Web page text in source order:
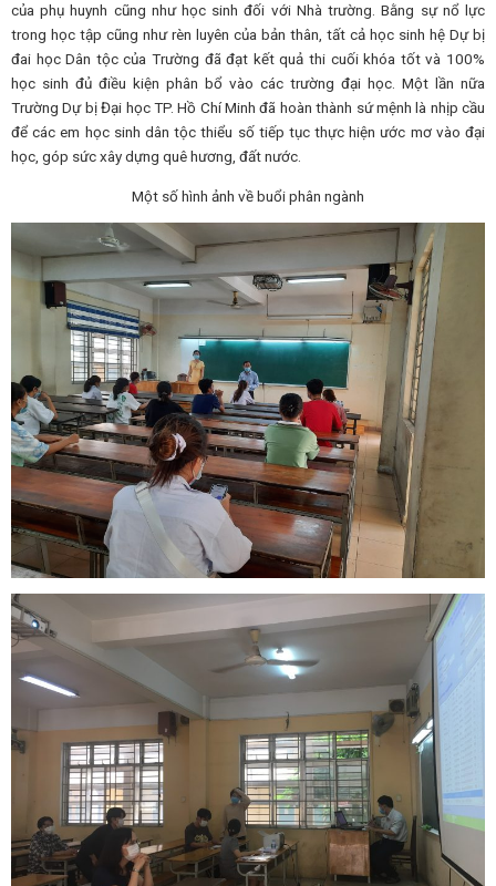
của phụ huynh cũng như học sinh đối với Nhà trường. Bằng sự nổ lực
trong học tập cũng như rèn luyên của bản thân, tất cả học sinh hệ Dự bị
đai học Dân tộc của Trường đã đạt kết quả thi cuối khóa tốt và 100%
học sinh đủ điều kiện phân bổ vào các trường đại học. Một lần nữa
Trường Dự bị Đại học TP. Hồ Chí Minh đã hoàn thành sứ mệnh là nhịp cầu
để các em học sinh dân tộc thiểu số tiếp tục thực hiện ước mơ vào đại
học, góp sức xây dựng quê hương, đất nước.
Một số hình ảnh về buổi phân ngành